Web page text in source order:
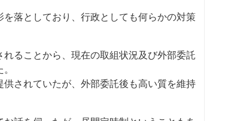
落としており、行政としても何らかの対策
ることから、現在の取組状況及び外部委託
されていたが、外部委託後も高い質を維持